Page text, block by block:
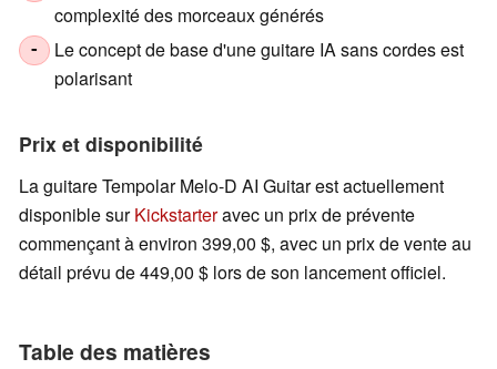
complexité des morceaux générés
-
Le concept de base d'une guitare IA sans cordes est
polarisant
Prix et disponibilité
La guitare Tempolar Melo-D AI Guitar est actuellement
disponible surKickstarteravec un prix de prévente
commençant à environ 399,00 $, avec un prix de vente au
détail prévu de 449,00 $ lors de son lancement officiel.
Table des matières